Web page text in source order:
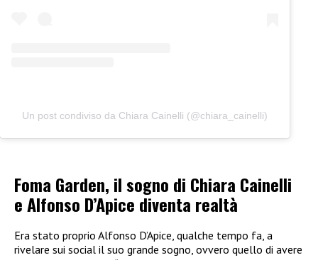
Un post condiviso da Chiara Cainelli (@chiara_cainelli)
Foma Garden, il sogno di Chiara Cainelli
e Alfonso D’Apice diventa realtà
Era stato proprio Alfonso D’Apice, qualche tempo fa, a
rivelare sui social il suo grande sogno, ovvero quello di avere